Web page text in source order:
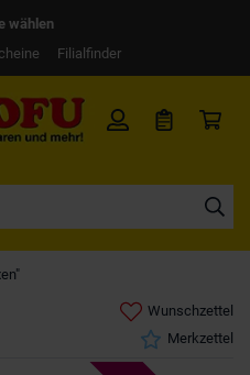
wählen
Filialfinder
Wunschzettel
Merkzettel